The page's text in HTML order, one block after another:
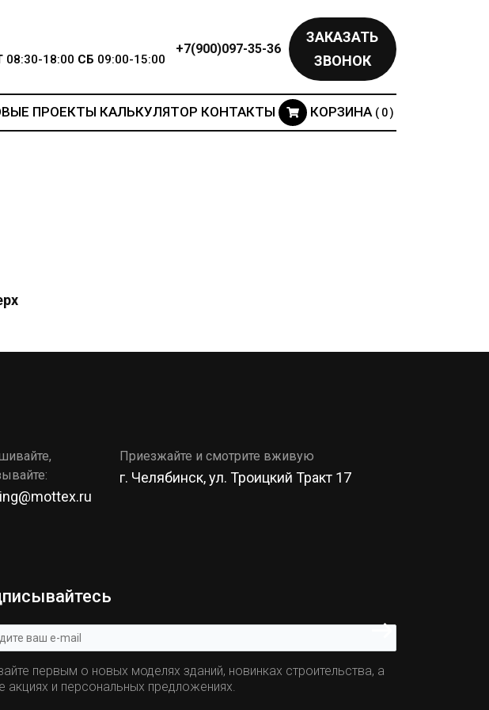
08:30-18:00 СБ 09:00-15:00
+7(900)097-35-36
ЗАКАЗАТЬ
ЗВОНОК
ПРОЕКТЫ КАЛЬКУЛЯТОР КОНТАКТЫ КОРЗИНА ( 0 )
Приезжайте и смотрите вживую
г. Челябинск, ул. Троицкий Тракт 17
первым о новых моделях зданий, новинках строительства, а
акциях и персональных предложениях.